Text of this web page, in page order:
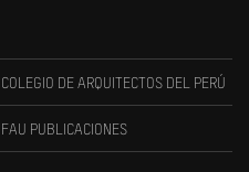
COLEGIO DE ARQUITECTOS DEL PERÚ
FAU PUBLICACIONES